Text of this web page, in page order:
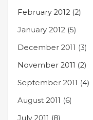
February 2012 (2)
January 2012 (5)
December 2011 (3)
November 2011 (2)
September 2011 (4)
August 2011 (6)
July 2011 (8)